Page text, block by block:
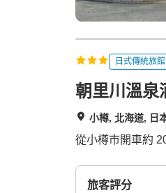
日式傳統旅館
朝里川溫泉
小樽, 北海道, 日
從小樽市開車約
旅客評分